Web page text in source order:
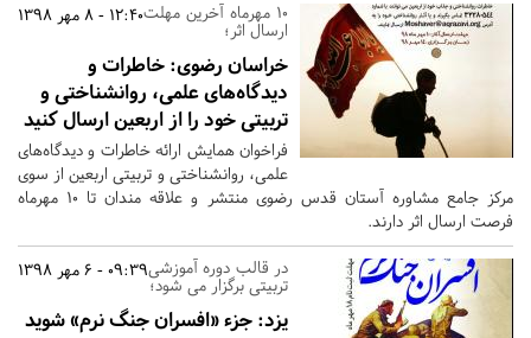
12:40 - 8 مهر 139810 مهرماه آخرین مهلت
ارسال اثر؛
خراسان رضوی: خاطرات و
دیدگاه‌های علمی، روانشناختی و
تربیتی خود را از اربعین ارسال کنید
فراخوان همایش ارائه خاطرات و دیدگاه‌های
علمی، روانشناختی و تربیتی اربعین از سوی
مرکز جامع مشاوره آستان قدس رضوی منتشر و علاقه مندان تا 10 مهرماه
فرصت ارسال اثر دارند.
09:39 - 6 مهر 1398در قالب دوره آموزشی
تربیتی برگزار می شود؛
یزد: جزء «افسران جنگ نرم» شوید